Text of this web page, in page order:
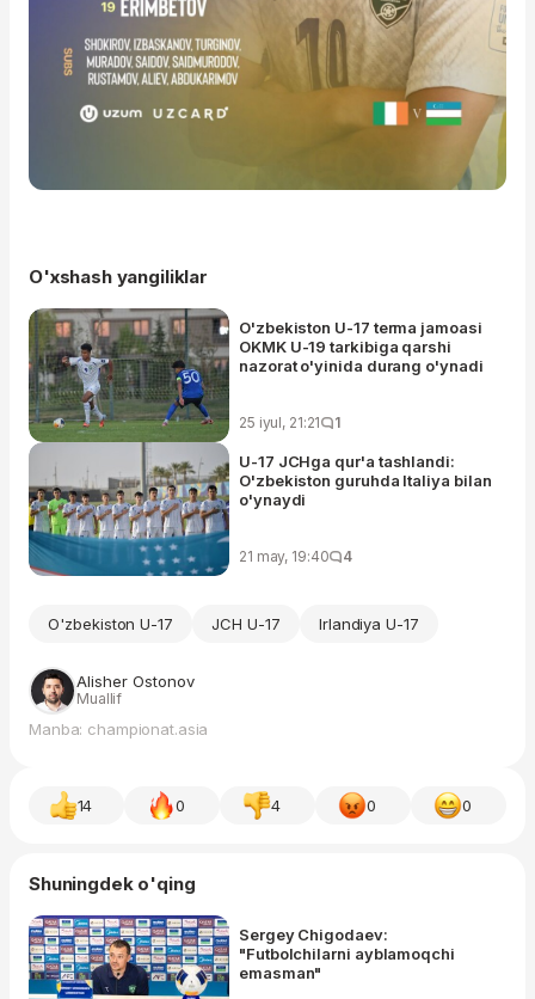
O'xshash yangiliklar
O'zbekiston U-17 terma jamoasi
OKMK U-19 tarkibiga qarshi
nazorat o'yinida durang o'ynadi
25 iyul, 21:21 1
U-17 JCHga qur'a tashlandi:
O'zbekiston guruhda Italiya bilan
o'ynaydi
21 may, 19:40 4
O'zbekiston U-17 JCH U-17 Irlandiya U-17
Alisher Ostonov
Muallif
Manba: championat.asia
14 0 4 0 0
Shuningdek o'qing
Sergey Chigodaev:
"Futbolchilarni ayblamoqchi
emasman"